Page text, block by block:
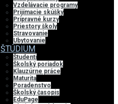
Vzdelávacie programy
Prijímacie skúšky
Prípravné kurzy
Priestory školy
Stravovanie
Ubytovanie
ŠTÚDIUM
Študenti
Školský poriadok
Klauzúrne práce
Maturita
Poradenstvo
Školský časopis
EduPage